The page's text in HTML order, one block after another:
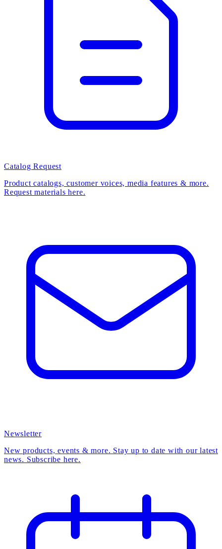
Catalog Request
Product catalogs, customer voices, media features & more.
Request materials here.
Newsletter
New products, events & more. Stay up to date with our latest
news. Subscribe here.